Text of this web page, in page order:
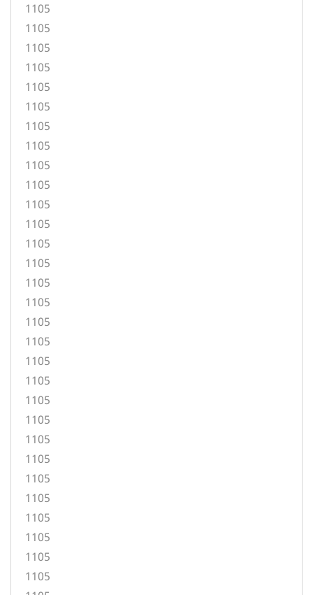
1105
1105
1105
1105
1105
1105
1105
1105
1105
1105
1105
1105
1105
1105
1105
1105
1105
1105
1105
1105
1105
1105
1105
1105
1105
1105
1105
1105
1105
1105